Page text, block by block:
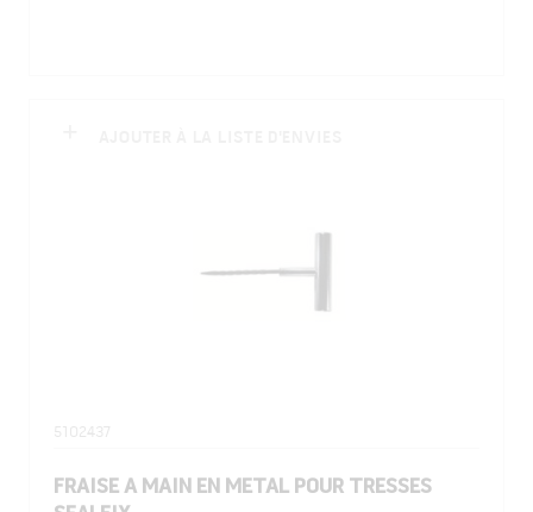
5102437
FRAISE A MAIN EN METAL POUR TRESSES